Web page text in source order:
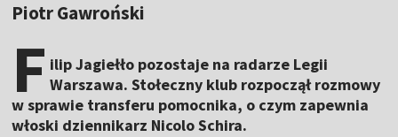
Piotr Gawroński
F ilip Jagiełło pozostaje na radarze Legii
Warszawa. Stołeczny klub rozpoczął rozmowy
w sprawie transferu pomocnika, o czym zapewnia
włoski dziennikarz Nicolo Schira.